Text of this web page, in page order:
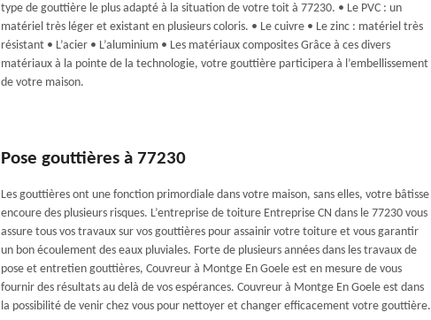
type de gouttière le plus adapté à la situation de votre toit à 77230. • Le PVC : un
matériel très léger et existant en plusieurs coloris. • Le cuivre • Le zinc : matériel très
résistant • L’acier • L’aluminium • Les matériaux composites Grâce à ces divers
matériaux à la pointe de la technologie, votre gouttière participera à l’embellissement
de votre maison.
Pose gouttières à 77230
Les gouttières ont une fonction primordiale dans votre maison, sans elles, votre bâtisse
encoure des plusieurs risques. L’entreprise de toiture Entreprise CN dans le 77230 vous
assure tous vos travaux sur vos gouttières pour assainir votre toiture et vous garantir
un bon écoulement des eaux pluviales. Forte de plusieurs années dans les travaux de
pose et entretien gouttières, Couvreur à Montge En Goele est en mesure de vous
fournir des résultats au delà de vos espérances. Couvreur à Montge En Goele est dans
la possibilité de venir chez vous pour nettoyer et changer efficacement votre gouttière.